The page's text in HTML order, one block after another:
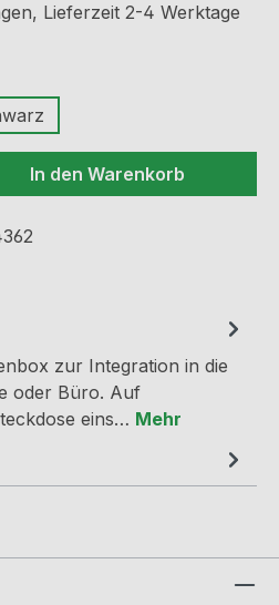
Lieferzeit 2-4 Werktage
Gib den
In den Warenkorb
zur Integration in die
oder Büro. Auf
eins… Mehr